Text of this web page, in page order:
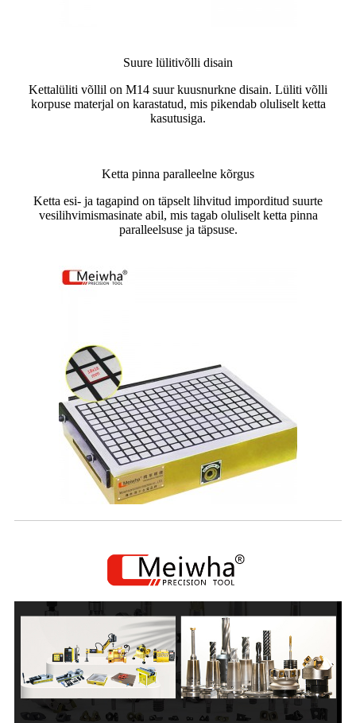
Suure lülitivõlli disain
Kettalüliti võllil on M14 suur kuusnurkne disain. Lüliti võlli
korpuse materjal on karastatud, mis pikendab oluliselt ketta
kasutusiga.
Ketta pinna paralleelne kõrgus
Ketta esi- ja tagapind on täpselt lihvitud imporditud suurte
vesilihvimismasinate abil, mis tagab oluliselt ketta pinna
paralleelsuse ja täpsuse.